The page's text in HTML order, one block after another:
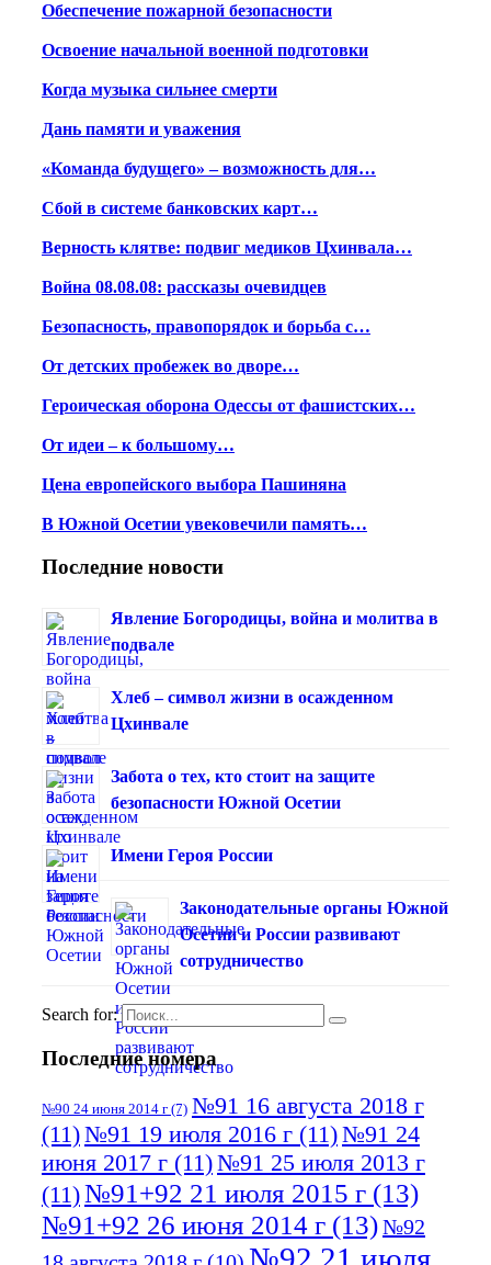
Обеспечение пожарной безопасности
Освоение начальной военной подготовки
Когда музыка сильнее смерти
Дань памяти и уважения
«Команда будущего» – возможность для…
Сбой в системе банковских карт…
Верность клятве: подвиг медиков Цхинвала…
Война 08.08.08: рассказы очевидцев
Безопасность, правопорядок и борьба с…
От детских пробежек во дворе…
Героическая оборона Одессы от фашистских…
От идеи – к большому…
Цена европейского выбора Пашиняна
В Южной Осетии увековечили память…
Последние новости
Явление Богородицы, война и молитва в
подвале
Хлеб – символ жизни в осажденном
Цхинвале
Забота о тех, кто стоит на защите
безопасности Южной Осетии
Имени Героя России
Законодательные органы Южной
Осетии и России развивают
сотрудничество
Search for:
Последние номера
№90 24 июня 2014 г (7) №91 16 августа 2018 г
(11)№91 19 июля 2016 г (11)№91 24
июня 2017 г (11)№91 25 июля 2013 г
(11)№91+92 21 июля 2015 г (13)
№91+92 26 июня 2014 г (13)№92